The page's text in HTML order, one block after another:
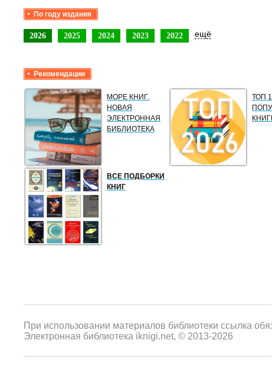
По году издания
2026 2025 2024 2023 2022 ещё
Рекомендации
МОРЕ КНИГ.
НОВАЯ
ЭЛЕКТРОННАЯ
БИБЛИОТЕКА
ТОП
ВСЕ ПОДБОРКИ
КНИГ
При использовании материалов библиотеки ссылка
Электронная библиотека iknigi.net, © 2013-2026